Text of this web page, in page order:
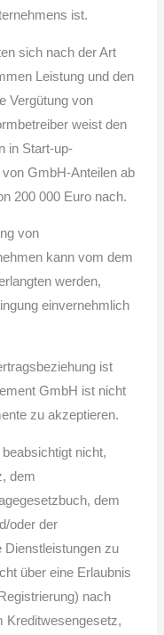
ist.
sich nach der Art
Leistung und den
Vergütung von
weist den
in Start-up-
GmbH-Anteilen ab
200 000 Euro nach.
von
kann vom dem
werden,
einvernehmlich
ist
GmbH ist nicht
zu akzeptieren.
nicht,
dem
dem
oder der
Dienstleistungen zu
über eine Erlaubnis
nach
Kreditwesengesetz,